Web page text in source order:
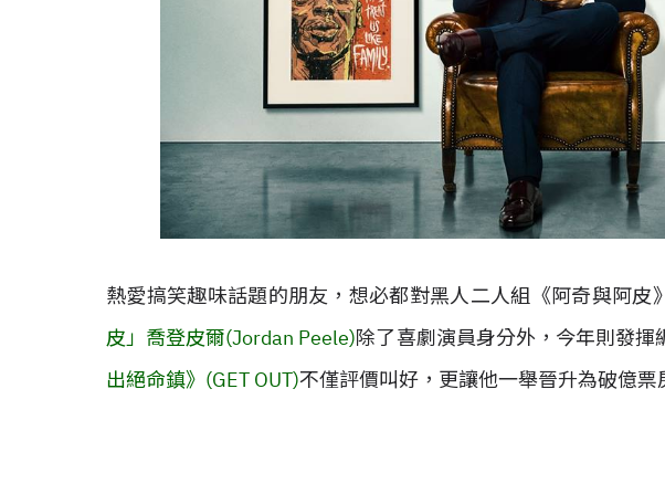
熱愛搞笑趣味話題的朋友，想必都對黑人二人組《阿奇與阿皮
皮」喬登皮爾(Jordan Peele)除了喜劇演員身分外，今年則發
出絕命鎮》(GET OUT)不僅評價叫好，更讓他一舉晉升為破億票